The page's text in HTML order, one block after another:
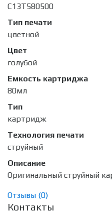
C13T580500
Тип печати
цветной
Цвет
голубой
Емкость картриджа
80мл
Тип
картридж
Технология печати
струйный
Описание
Оригинальный струйный
Отзывы (0)
Контакты